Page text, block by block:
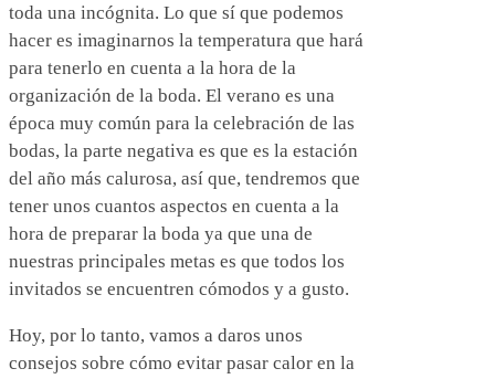
toda una incógnita. Lo que sí que podemos
hacer es imaginarnos la temperatura que hará
para tenerlo en cuenta a la hora de la
organización de la boda. El verano es una
época muy común para la celebración de las
bodas, la parte negativa es que es la estación
del año más calurosa, así que, tendremos que
tener unos cuantos aspectos en cuenta a la
hora de preparar la boda ya que una de
nuestras principales metas es que todos los
invitados se encuentren cómodos y a gusto.
Hoy, por lo tanto, vamos a daros unos
consejos sobre cómo evitar pasar calor en la